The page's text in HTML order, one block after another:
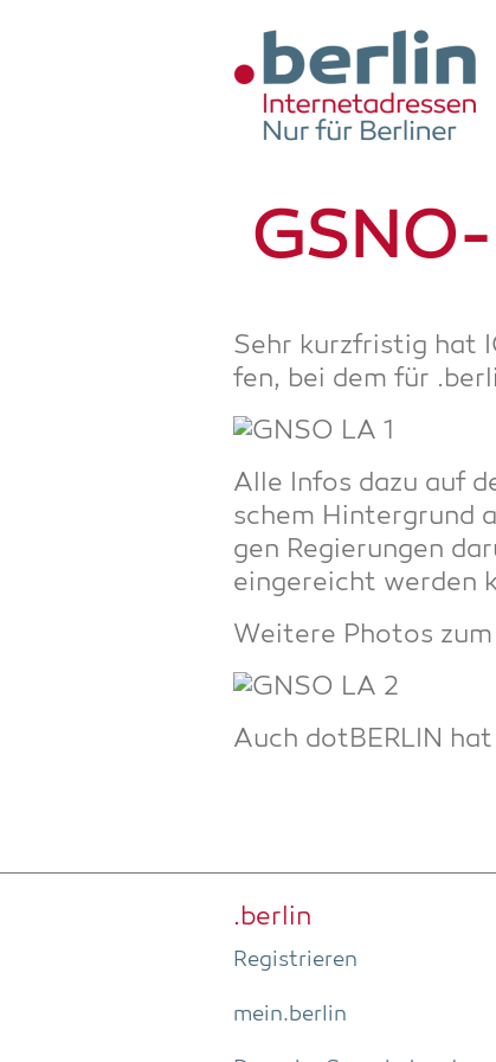
Zum Hauptinhalt springen
Sehr kurz­fris­tig hat
fen, bei dem für
Alle Infos dazu auf
schem Hin­ter­grund
gen Regie­run­gen
ein­ge­reicht wer­den
Wei­te­re Pho­tos
Auch dot­BER­LIN
.ber­lin
Regis­trie­ren
mein.berlin